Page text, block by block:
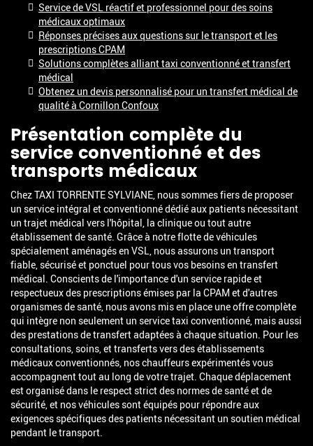
Service de VSL réactif et professionnel pour des soins
médicaux optimaux
Réponses précises aux questions sur le transport et les
prescriptions CPAM
Solutions complètes alliant taxi conventionné et transfert
médical
Obtenez un devis personnalisé pour un transfert médical de
qualité à Cornillon Confoux
Présentation complète du
service conventionné et des
transports médicaux
Chez TAXI TORRENTE SYLVIANE, nous sommes fiers de proposer
un service intégral et conventionné dédié aux patients nécessitant
un trajet médical vers l'hôpital, la clinique ou tout autre
établissement de santé. Grâce à notre flotte de véhicules
spécialement aménagés en VSL, nous assurons un transport
fiable, sécurisé et ponctuel pour tous vos besoins en transfert
médical. Conscients de l'importance d'un service rapide et
respectueux des prescriptions émises par la CPAM et d'autres
organismes de santé, nous avons mis en place une offre complète
qui intègre non seulement un service taxi conventionné, mais aussi
des prestations de transfert adaptées à chaque situation. Pour les
consultations, soins, et transferts vers des établissements
médicaux conventionnés, nos chauffeurs expérimentés vous
accompagnent tout au long de votre trajet. Chaque déplacement
est organisé dans le respect strict des normes de santé et de
sécurité, et nos véhicules sont équipés pour répondre aux
exigences spécifiques des patients nécessitant un soutien médical
pendant le transport.